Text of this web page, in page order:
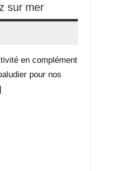
sur mer
en complément
pour nos